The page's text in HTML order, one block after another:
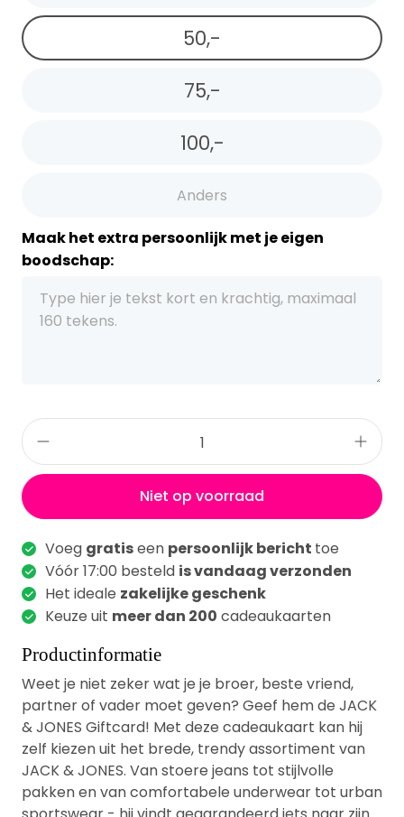
50,-
75,-
100,-
Maak het extra persoonlijk met je eigen
boodschap:
Niet op voorraad
Voeg gratiseen persoonlijk bericht toe
Vóór 17:00 besteld is vandaag verzonden
Het ideale zakelijke geschenk
Keuze uit meer dan 200 cadeaukaarten
Productinformatie
Weet je niet zeker wat je je broer, beste vriend,
partner of vader moet geven? Geef hem de JACK
& JONES Giftcard! Met deze cadeaukaart kan hij
zelf kiezen uit het brede, trendy assortiment van
JACK & JONES. Van stoere jeans tot stijlvolle
pakken en van comfortabele underwear tot urban